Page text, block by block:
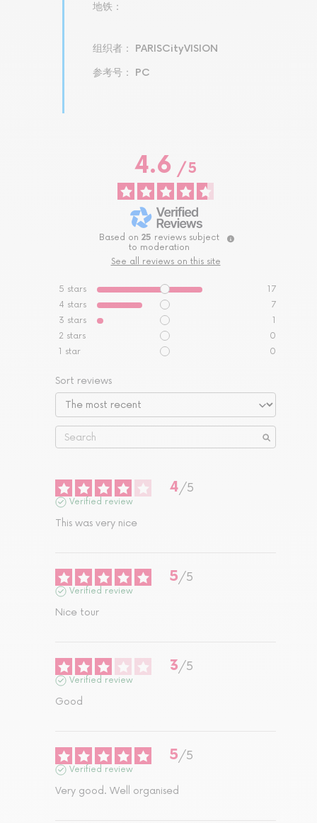
地铁：
组织者： PARISCityVISION
参考号： PC
4.6/ 5
Based on 25 reviews subject
to moderation
See all reviews on this site
5 stars
17
4 stars
7
3 stars
1
2 stars
0
1 star 0
Sort reviews
4/5
Verified review
This was very nice
5/5
Verified review
Nice tour
3/5
Verified review
Good
5/5
Verified review
Very good. Well organised